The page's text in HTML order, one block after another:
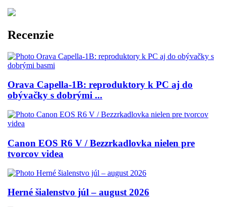
Recenzie
Orava Capella-1B: reproduktory k PC aj do
obývačky s dobrými ...
Canon EOS R6 V / Bezzrkadlovka nielen pre
tvorcov videa
Herné šialenstvo júl – august 2026